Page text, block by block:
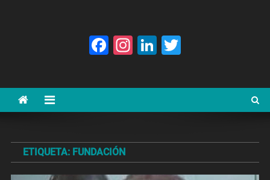
Facebook
Instagram
LinkedIn
ETIQUETA: FUNDACIÓN